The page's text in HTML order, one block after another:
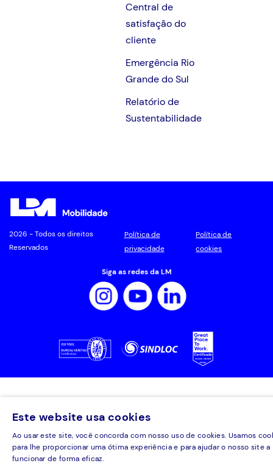
Central de
satisfação do
cliente
Emergência Rio
Grande do Sul
Relatório de
Sustentabilidade
2026 - Todos os direitos
Reservados
Política de
privacidade
Política de
cookies
Siga as redes da LM
Este website usa cookies
Ao usar este site, você concorda com nosso uso de cookies. Usamos
para lhe proporcionar uma ótima experiência e para ajudar o nosso site a
funcionar de forma eficaz.